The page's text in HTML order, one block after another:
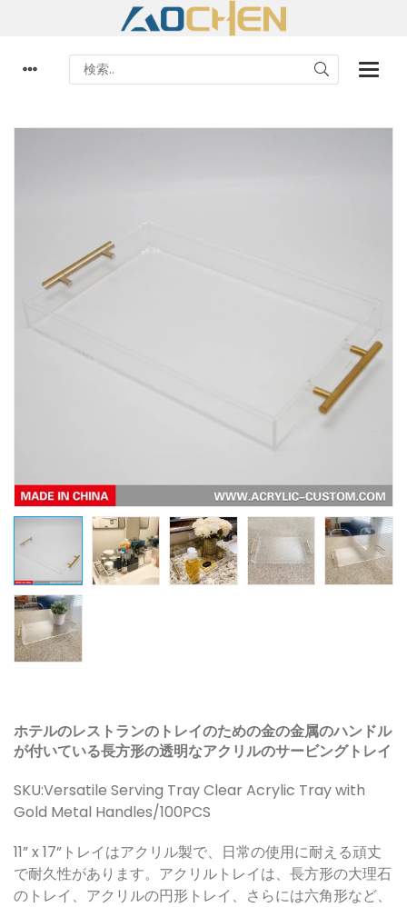
ホテルのレストランのトレイのための金の金属のハンドル
が付いている長方形の透明なアクリルのサービングトレイ
SKU:Versatile Serving Tray Clear Acrylic Tray with
Gold Metal Handles/100PCS
11” x 17”トレイはアクリル製で、日常の使用に耐える頑丈
で耐久性があります。アクリルトレイは、長方形の大理石
のトレイ、アクリルの円形トレイ、さらには六角形など、